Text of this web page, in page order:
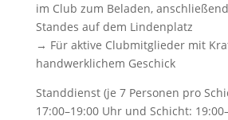
im Club zum Beladen,
Standes auf dem Lindenplatz
→ Für aktive Clubmitglieder mit
handwerklichem Geschick
️Standdienst (je 7 Personen pro
17:00–19:00 Uhr und Schicht: